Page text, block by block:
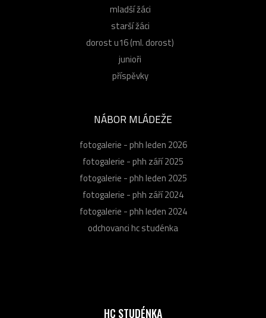
HC STUDÉNKA
mladší žáci
starší žáci
dorost u16 (ml. dorost)
junioři
příspěvky
NÁBOR MLÁDEŽE
fotogalerie - phh leden 2026
fotogalerie - phh září 2025
fotogalerie - phh leden 2025
fotogalerie - phh září 2024
fotogalerie - phh leden 2024
odchovanci hc studénka